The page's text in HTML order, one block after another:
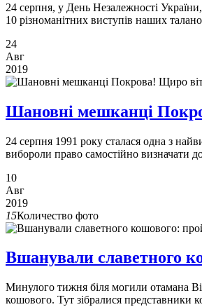
24 серпня, у День Незалежності
10 різноманітних виступів наших
24
Авг
2019
Шановні мешканці
24 серпня 1991 року сталася одна з
вибороли право самостійно визначати
10
Авг
2019
15Количество фото
Вшанували славетного
Минулого тижня біля могили отамана
кошового. Тут зібралися представники